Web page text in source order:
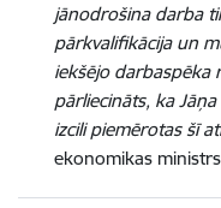
jānodrošina darba
pārkvalifikācija un
iekšējo darbaspēka
pārliecināts, ka
izcili piemērotas šī
ekonomikas